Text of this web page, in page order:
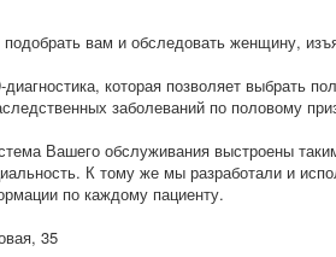
вам и обследовать женщину,
которая позволяет выбрать
заболеваний по половому
Вашего обслуживания выстроены
К тому же мы разработали и
по каждому пациенту.
35